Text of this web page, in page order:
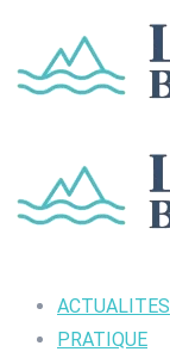
ACTUALITES
PRATIQUE